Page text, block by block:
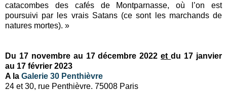
catacombes des cafés de Montparnasse, où l’on est
poursuivi par les vrais Satans (ce sont les marchands de
natures mortes). »
Du 17 novembre au 17 décembre 2022etdu 17 janvier
au 17 février 2023
A la Galerie 30 Penthièvre
24 et 30, rue Penthièvre. 75008 Paris